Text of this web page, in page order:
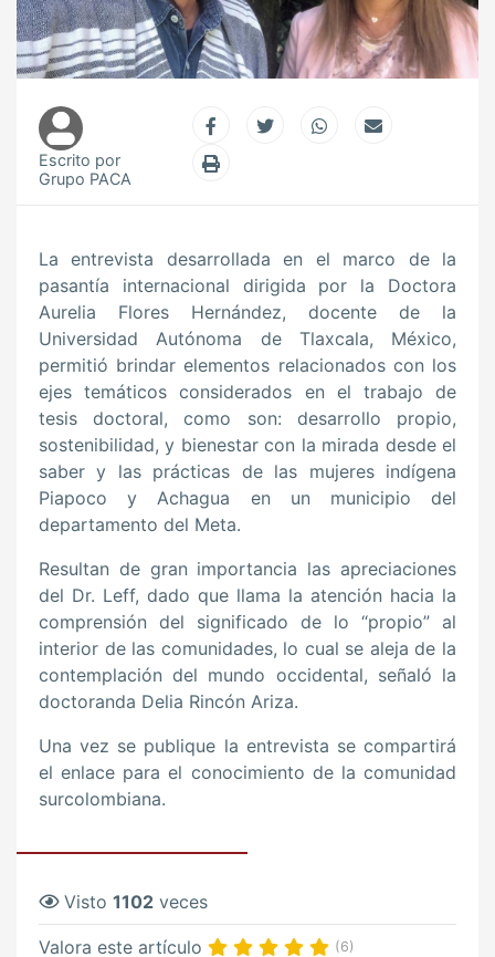
Escrito por
Grupo PACA
La entrevista desarrollada en el marco de la
pasantía internacional dirigida por la Doctora
Aurelia Flores Hernández, docente de la
Universidad Autónoma de Tlaxcala, México,
permitió brindar elementos relacionados con los
ejes temáticos considerados en el trabajo de
tesis doctoral, como son: desarrollo propio,
sostenibilidad, y bienestar con la mirada desde el
saber y las prácticas de las mujeres indígena
Piapoco y Achagua en un municipio del
departamento del Meta.
Resultan de gran importancia las apreciaciones
del Dr. Leff, dado que llama la atención hacia la
comprensión del significado de lo “propio” al
interior de las comunidades, lo cual se aleja de la
contemplación del mundo occidental, señaló la
doctoranda Delia Rincón Ariza.
Una vez se publique la entrevista se compartirá
el enlace para el conocimiento de la comunidad
surcolombiana.
Visto 1102 veces
Valora este artículo (6)